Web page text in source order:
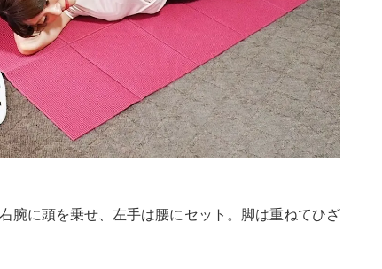
腕に頭を乗せ、左手は腰にセット。脚は重ねてひざ